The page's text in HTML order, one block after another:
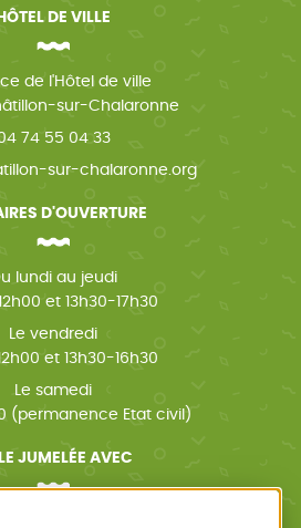
HÔTEL DE VILLE
de l'Hôtel de ville
sur-Chalaronne
74 55 04 33
sur-chalaronne.org
D'OUVERTURE
lundi au jeudi
et 13h30-17h30
Le vendredi
et 13h30-16h30
Le samedi
(permanence Etat civil)
JUMELÉE AVEC